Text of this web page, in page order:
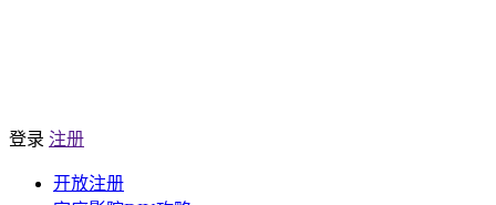
登录 注册
开放注册